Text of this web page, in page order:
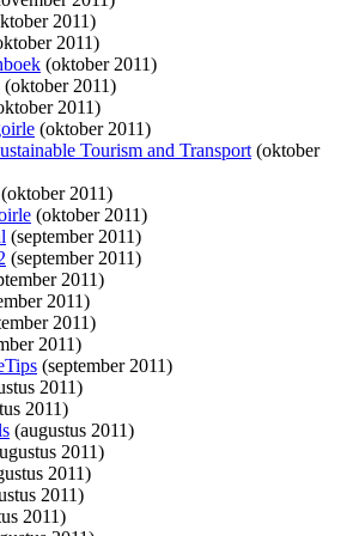
2011)
2011)
(oktober 2011)
(oktober 2011)
2011)
(oktober 2011)
Tourism and Transport(oktober
(oktober 2011)
(oktober 2011)
(september 2011)
(september 2011)
2011)
2011)
2011)
2011)
(september 2011)
2011)
2011)
(augustus 2011)
2011)
2011)
2011)
2011)